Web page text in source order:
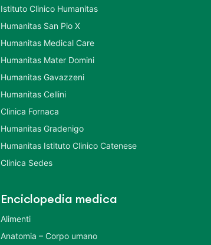
Istituto Clinico Humanitas
Humanitas San Pio X
Humanitas Medical Care
Humanitas Mater Domini
Humanitas Gavazzeni
Humanitas Cellini
Clinica Fornaca
Humanitas Gradenigo
Humanitas Istituto Clinico Catenese
Clinica Sedes
Enciclopedia medica
Alimenti
Anatomia – Corpo umano